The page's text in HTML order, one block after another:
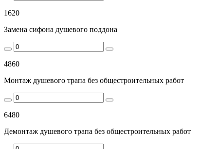
1620
Замена сифона душевого поддона
4860
Монтаж душевого трапа без общестроительных работ
6480
Демонтаж душевого трапа без общестроительных работ